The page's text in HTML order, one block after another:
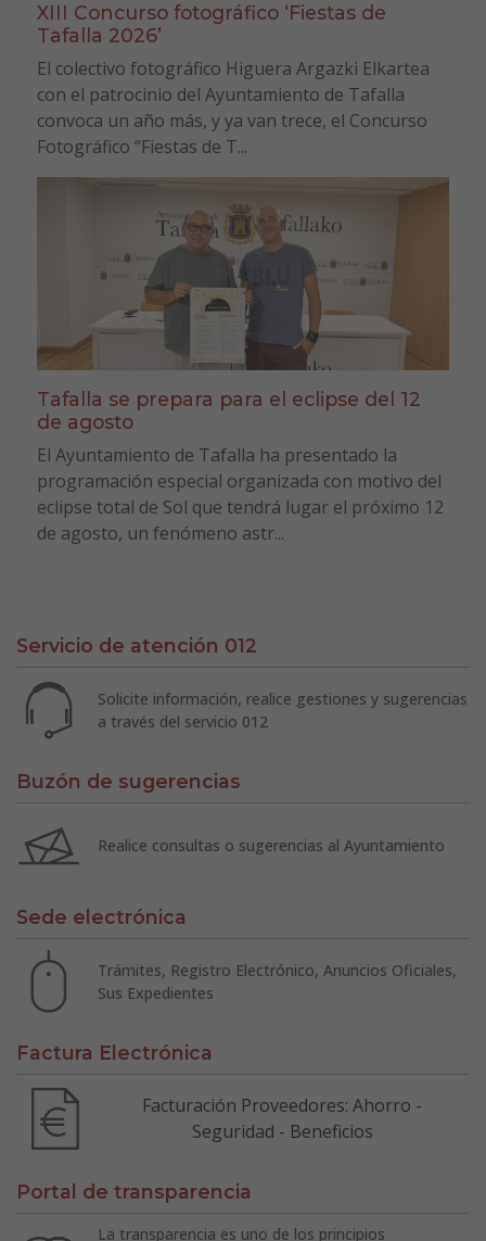
XIII Concurso fotográfico ‘Fiestas de
Tafalla 2026’
El colectivo fotográfico Higuera Argazki Elkartea
con el patrocinio del Ayuntamiento de Tafalla
convoca un año más, y ya van trece, el Concurso
Fotográfico “Fiestas de T...
Tafalla se prepara para el eclipse del 12
de agosto
El Ayuntamiento de Tafalla ha presentado la
programación especial organizada con motivo del
eclipse total de Sol que tendrá lugar el próximo 12
de agosto, un fenómeno astr...
Servicio de atención 012
Solicite información, realice gestiones y sugerencias
a través del servicio 012
Buzón de sugerencias
Realice consultas o sugerencias al Ayuntamiento
Sede electrónica
Trámites, Registro Electrónico, Anuncios Oficiales,
Sus Expedientes
Factura Electrónica
Facturación Proveedores: Ahorro -
Seguridad - Beneficios
Portal de transparencia
La transparencia es uno de los principios